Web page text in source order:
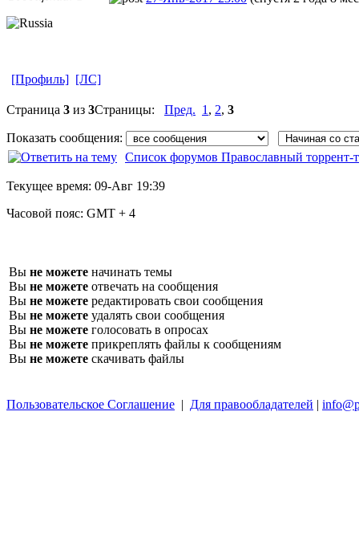
[Профиль] [ЛС]
Страница 3 из 3Страницы: Пред. 1 , 2, 3
Показать сообщения:
Список форумов Православный торрент-
Текущее время: 09-Авг 19:39
Часовой пояс: GMT + 4
Вы не можете начинать темы
Вы не можете отвечать на сообщения
Вы не можете редактировать свои сообщения
Вы не можете удалять свои сообщения
Вы не можете голосовать в опросах
Вы не можете прикреплять файлы к сообщениям
Вы не можете скачивать файлы
Пользовательское Соглашение | Для правообладателей |